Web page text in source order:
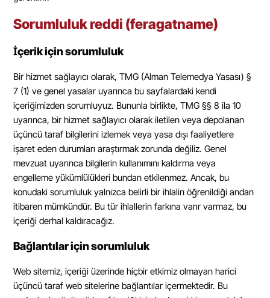
Sorumluluk reddi (feragatname)
İçerik için sorumluluk
Bir hizmet sağlayıcı olarak, TMG (Alman Telemedya Yasası) §
7 (1) ve genel yasalar uyarınca bu sayfalardaki kendi
içeriğimizden sorumluyuz. Bununla birlikte, TMG §§ 8 ila 10
uyarınca, bir hizmet sağlayıcı olarak iletilen veya depolanan
üçüncü taraf bilgilerini izlemek veya yasa dışı faaliyetlere
işaret eden durumları araştırmak zorunda değiliz. Genel
mevzuat uyarınca bilgilerin kullanımını kaldırma veya
engelleme yükümlülükleri bundan etkilenmez. Ancak, bu
konudaki sorumluluk yalnızca belirli bir ihlalin öğrenildiği andan
itibaren mümkündür. Bu tür ihlallerin farkına varır varmaz, bu
içeriği derhal kaldıracağız.
Bağlantılar için sorumluluk
Web sitemiz, içeriği üzerinde hiçbir etkimiz olmayan harici
üçüncü taraf web sitelerine bağlantılar içermektedir. Bu